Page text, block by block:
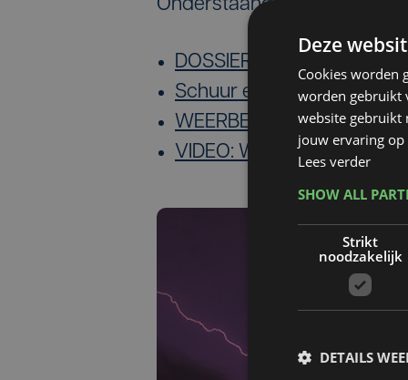
Onderstaande foto werd
DOSSIER: Onweer in
Schuur en woning
WEERBERICHT:
VIDEO: Weerman
Deze
Cookies worden
worden gebruikt
website gebruikt
jouw ervaring
Lees verder
SHOW ALL
Strikt
noodzakelijk
DETAILS